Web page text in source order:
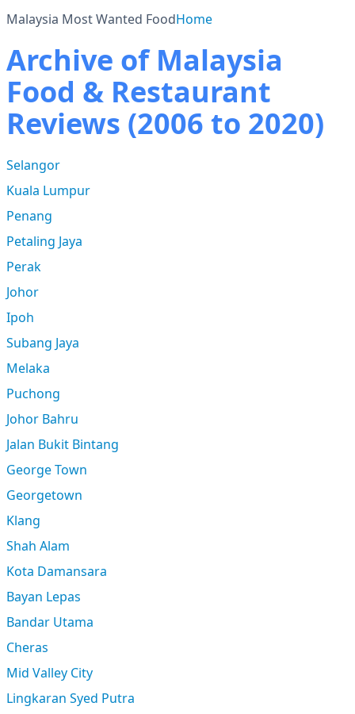
Malaysia Most Wanted FoodHome
Archive of Malaysia
Food & Restaurant
Reviews (2006 to 2020)
Selangor
Kuala Lumpur
Penang
Petaling Jaya
Perak
Johor
Ipoh
Subang Jaya
Melaka
Puchong
Johor Bahru
Jalan Bukit Bintang
George Town
Georgetown
Klang
Shah Alam
Kota Damansara
Bayan Lepas
Bandar Utama
Cheras
Mid Valley City
Lingkaran Syed Putra